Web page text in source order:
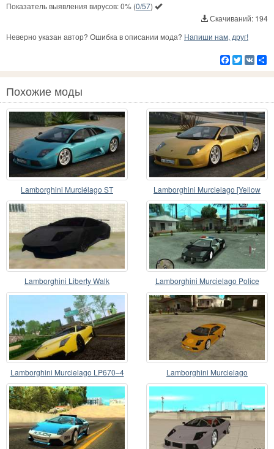
Показатель выявления вирусов:0% (0/57)
Скачиваний: 194
Неверно указан автор? Ошибка в описании мода? Напиши нам, друг!
Facebook
Twitter
VK
Похожие моды
Lamborghini Murciélago ST
Lamborghini Murcielago [Yellow
Version]
Lamborghini Liberty Walk Lamborghini Murcielago Police
Lamborghini Murcielago LP670–4
SuperVeloce
Lamborghini Murcielago